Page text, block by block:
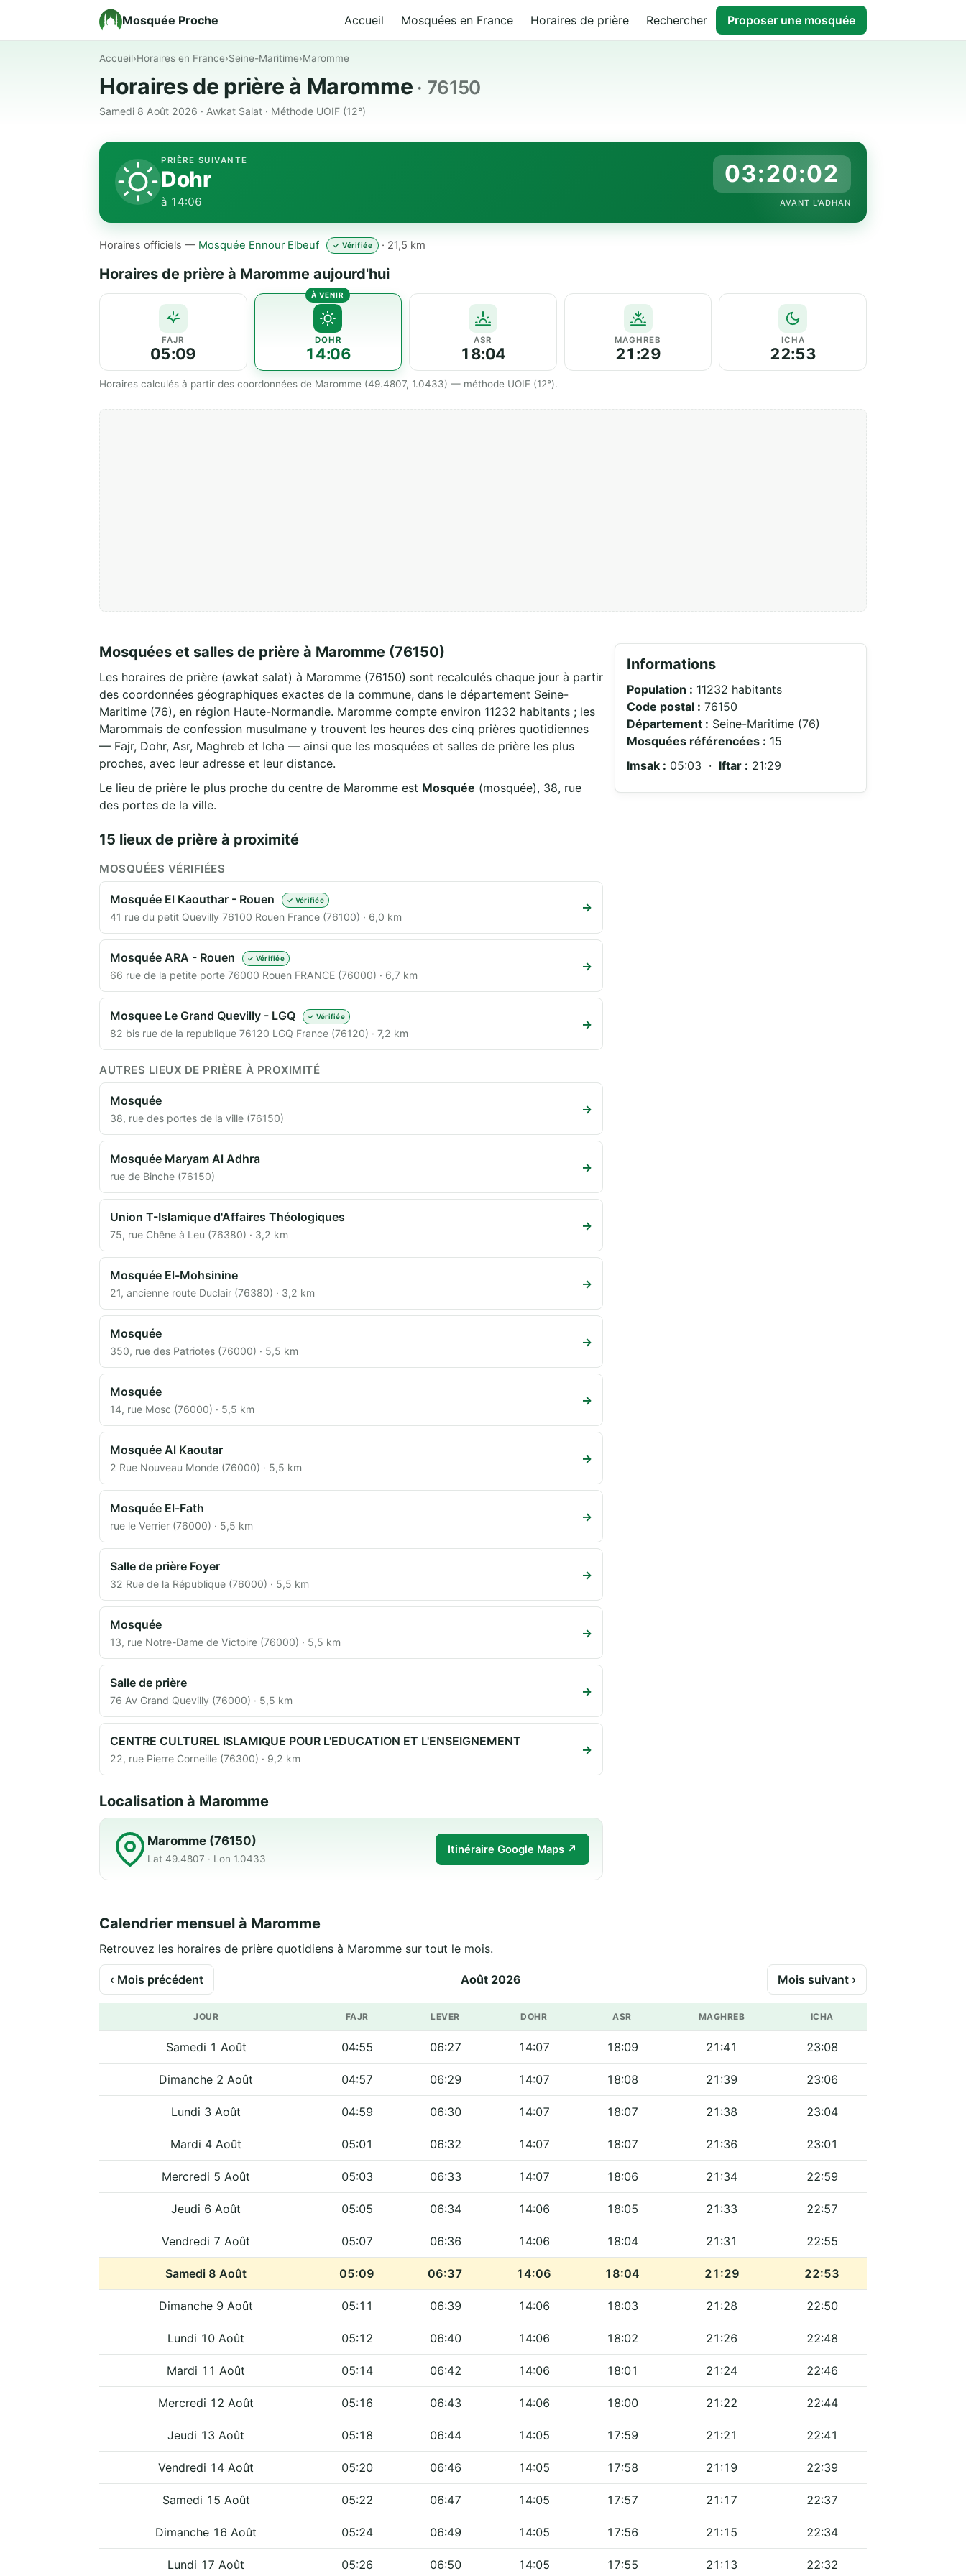
Mosquée Proche Accueil Mosquées en France Horaires de prière Rechercher Proposer une mosquée
Accueil›Horaires en France›Seine-Maritime›Maromme
Horaires de prière à Maromme · 76150
Samedi 8 Août 2026 · Awkat Salat · Méthode UOIF (12°)
PRIÈRE SUIVANTE
Dohr
à 14:06
03:20:01
AVANT L'ADHAN
Horaires officiels — Mosquée Ennour Elbeuf ✓ Vérifiée · 21,5 km
Horaires de prière à Maromme aujourd'hui
FAJR
05:09
DOHR
14:06
ASR
18:04
MAGHREB
21:29
ICHA
22:53
Horaires calculés à partir des coordonnées de Maromme (49.4807, 1.0433) — méthode UOIF (12°).
Mosquées et salles de prière à Maromme (76150)
Les horaires de prière (awkat salat) à Maromme (76150) sont recalculés chaque jour à partir
des coordonnées géographiques exactes de la commune, dans le département Seine-
Maritime (76), en région Haute-Normandie. Maromme compte environ 11232 habitants ; les
Marommais de confession musulmane y trouvent les heures des cinq prières quotidiennes
— Fajr, Dohr, Asr, Maghreb et Icha — ainsi que les mosquées et salles de prière les plus
proches, avec leur adresse et leur distance.
Le lieu de prière le plus proche du centre de Maromme est Mosquée (mosquée), 38, rue
des portes de la ville.
15 lieux de prière à proximité
MOSQUÉES VÉRIFIÉES
Mosquée El Kaouthar - Rouen ✓ Vérifiée
41 rue du petit Quevilly 76100 Rouen France (76100) · 6,0 km
→
Mosquée ARA - Rouen ✓ Vérifiée
66 rue de la petite porte 76000 Rouen FRANCE (76000) · 6,7 km
→
Mosquee Le Grand Quevilly - LGQ ✓ Vérifiée
82 bis rue de la republique 76120 LGQ France (76120) · 7,2 km
→
AUTRES LIEUX DE PRIÈRE À PROXIMITÉ
Mosquée
38, rue des portes de la ville (76150)
→
Mosquée Maryam Al Adhra
rue de Binche (76150)
→
Union T-Islamique d'Affaires Théologiques
75, rue Chêne à Leu (76380) · 3,2 km
→
Mosquée El-Mohsinine
21, ancienne route Duclair (76380) · 3,2 km
→
Mosquée
350, rue des Patriotes (76000) · 5,5 km
→
Mosquée
14, rue Mosc (76000) · 5,5 km
→
Mosquée Al Kaoutar
2 Rue Nouveau Monde (76000) · 5,5 km
→
Mosquée El-Fath
rue le Verrier (76000) · 5,5 km
→
Salle de prière Foyer
32 Rue de la République (76000) · 5,5 km
→
Mosquée
13, rue Notre-Dame de Victoire (76000) · 5,5 km
→
Salle de prière
76 Av Grand Quevilly (76000) · 5,5 km
→
CENTRE CULTUREL ISLAMIQUE POUR L'EDUCATION ET L'ENSEIGNEMENT
22, rue Pierre Corneille (76300) · 9,2 km
→
Localisation à Maromme
Maromme (76150)
Lat 49.4807 · Lon 1.0433
Itinéraire Google Maps ↗
Informations
Population : 11232 habitants
Code postal : 76150
Département : Seine-Maritime (76)
Mosquées référencées : 15
Imsak : 05:03 · Iftar : 21:29
Calendrier mensuel à Maromme
Retrouvez les horaires de prière quotidiens à Maromme sur tout le mois.
‹ Mois précédent Août 2026 Mois suivant ›
JOUR FAJR LEVER DOHR ASR MAGHREB ICHA
Samedi 1 Août 04:55 06:27 14:07 18:09 21:41 23:08
Dimanche 2 Août 04:57 06:29 14:07 18:08 21:39 23:06
Lundi 3 Août 04:59 06:30 14:07 18:07 21:38 23:04
Mardi 4 Août 05:01 06:32 14:07 18:07 21:36 23:01
Mercredi 5 Août 05:03 06:33 14:07 18:06 21:34 22:59
Jeudi 6 Août 05:05 06:34 14:06 18:05 21:33 22:57
Vendredi 7 Août 05:07 06:36 14:06 18:04 21:31 22:55
Samedi 8 Août 05:09 06:37 14:06 18:04 21:29 22:53
Dimanche 9 Août 05:11 06:39 14:06 18:03 21:28 22:50
Lundi 10 Août 05:12 06:40 14:06 18:02 21:26 22:48
Mardi 11 Août 05:14 06:42 14:06 18:01 21:24 22:46
Mercredi 12 Août 05:16 06:43 14:06 18:00 21:22 22:44
Jeudi 13 Août 05:18 06:44 14:05 17:59 21:21 22:41
Vendredi 14 Août 05:20 06:46 14:05 17:58 21:19 22:39
Samedi 15 Août 05:22 06:47 14:05 17:57 21:17 22:37
Dimanche 16 Août 05:24 06:49 14:05 17:56 21:15 22:34
Lundi 17 Août 05:26 06:50 14:05 17:55 21:13 22:32